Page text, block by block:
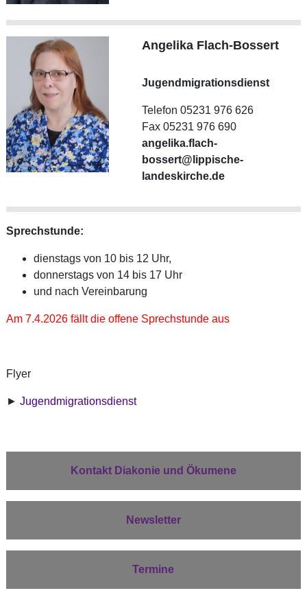
Angelika Flach-Bossert
Jugendmigrationsdienst
Telefon 05231 976 626
Fax 05231 976 690
angelika.flach-
bossert@lippische-
landeskirche.de
Sprechstunde:
dienstags von 10 bis 12 Uhr,
donnerstags von 14 bis 17 Uhr
und nach Vereinbarung
Am 7.4.2026 fällt die offene Sprechstunde aus
Flyer
► Jugendmigrationsdienst
Kontakt Diakonie und Ökumene
Newsletter
Termine